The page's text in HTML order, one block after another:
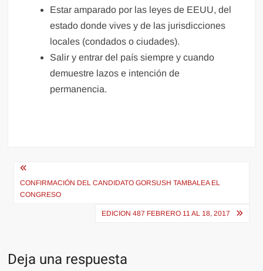
Estar amparado por las leyes de EEUU, del
estado donde vives y de las jurisdicciones
locales (condados o ciudades).
Salir y entrar del país siempre y cuando
demuestre lazos e intención de
permanencia.
Navegación
de
CONFIRMACIÓN DEL CANDIDATO GORSUSH TAMBALEA EL
CONGRESO
EDICION 487 FEBRERO 11 AL 18, 2017
Deja una respuesta